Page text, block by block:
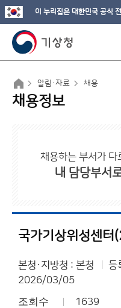
이 누리집은 대한민국 공식
알림·자료 채용
채용정보
채용하는 부서가 다
내 담당부서
본청·지방청 : 본청
등
2026/03/05
조회수 1639